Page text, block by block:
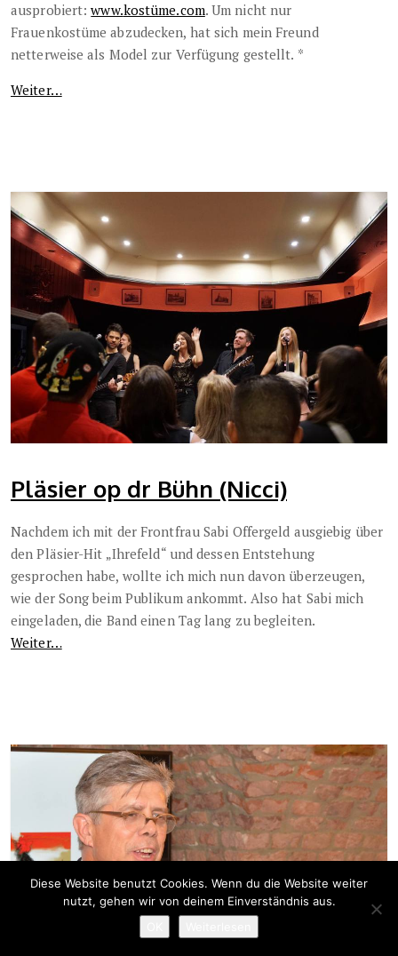
ausprobiert:www.kostüme.com. Um nicht nur
Frauenkostüme abzudecken, hat sich mein Freund
netterweise als Model zur Verfügung gestellt. *
Weiter…
Pläsier op dr Bühn (Nicci)
Nachdem ich mit der Frontfrau Sabi Offergeld ausgiebig über
den Pläsier-Hit „Ihrefeld“ und dessen Entstehung
gesprochen habe, wollte ich mich nun davon überzeugen,
wie der Song beim Publikum ankommt. Also hat Sabi mich
eingeladen, die Band einen Tag lang zu begleiten.
Weiter…
Diese Website benutzt Cookies. Wenn du die Website weiter
nutzt, gehen wir von deinem Einverständnis aus.